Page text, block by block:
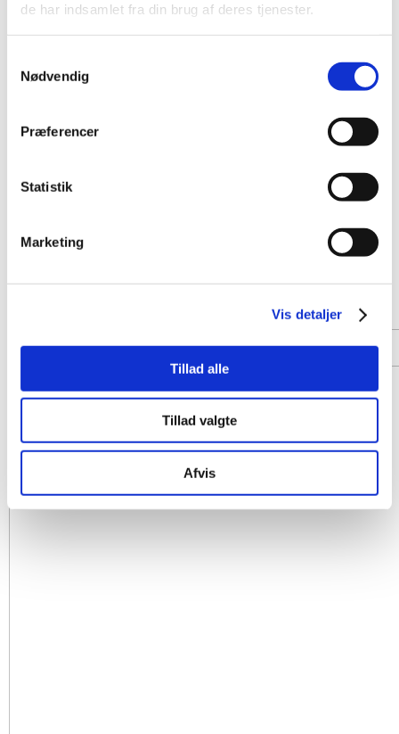
de har indsamlet fra din brug af deres tjenester.
Nødvendig
Præferencer
Statistik
Marketing
Vis detaljer
Tillad alle
Tillad valgte
Afvis